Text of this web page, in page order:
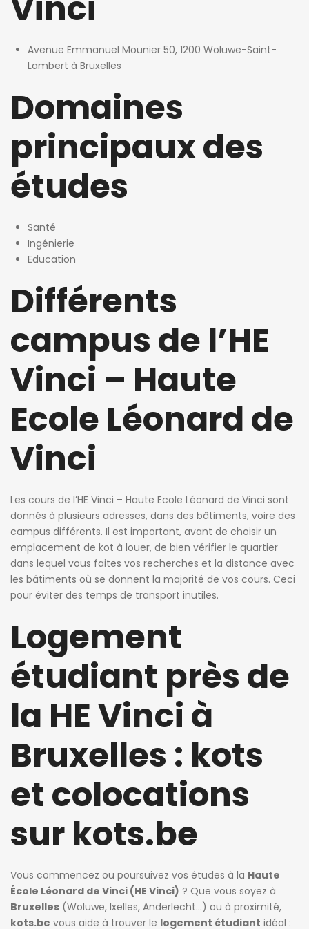
Avenue Emmanuel Mounier 50, 1200 Woluwe-Saint-
Lambert à Bruxelles
Domaines
principaux des
études
Santé
Ingénierie
Education
Différents
campus de l’HE
Vinci – Haute
Ecole Léonard de
Vinci
Les cours de l’HE Vinci – Haute Ecole Léonard de Vinci sont
donnés à plusieurs adresses, dans des bâtiments, voire des
campus différents. Il est important, avant de choisir un
emplacement de kot à louer, de bien vérifier le quartier
dans lequel vous faites vos recherches et la distance avec
les bâtiments où se donnent la majorité de vos cours. Ceci
pour éviter des temps de transport inutiles.
Logement
étudiant près de
la HE Vinci à
Bruxelles : kots
et colocations
sur kots.be
Vous commencez ou poursuivez vos études à la Haute
École Léonard de Vinci (HE Vinci) ? Que vous soyez à
Bruxelles (Woluwe, Ixelles, Anderlecht…) ou à proximité,
kots.be vous aide à trouver le logement étudiant idéal :